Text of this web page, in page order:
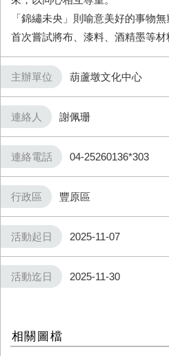
「錦繡未央」則喻意美好的事物
首次嘗試將布、漆料、酒精墨等材
主辦單位 葫蘆墩文化中心
連絡人 謝佩珊
連絡電話 04-25260136*303
行政區 豐原區
活動起日 2025-11-07
活動迄日 2025-11-30
相關圖檔